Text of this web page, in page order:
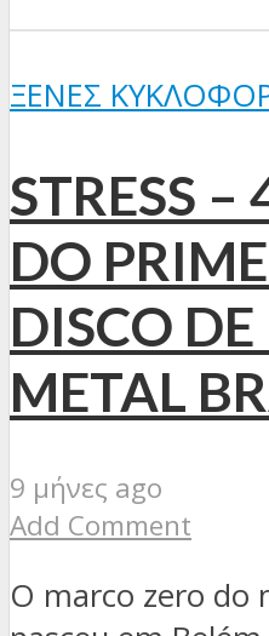
ΞΈΝΕΣ
STRESS –
DO
DISCO
METAL
9 μήνες ago
Add Comment
O marco zero do